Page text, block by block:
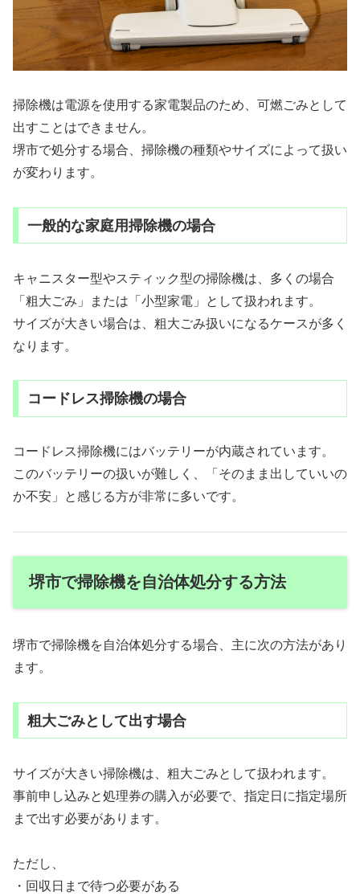
掃除機は電源を使用する家電製品のため、可燃ごみとして
出すことはできません。
堺市で処分する場合、掃除機の種類やサイズによって扱い
が変わります。
一般的な家庭用掃除機の場合
キャニスター型やスティック型の掃除機は、多くの場合
「粗大ごみ」または「小型家電」として扱われます。
サイズが大きい場合は、粗大ごみ扱いになるケースが多く
なります。
コードレス掃除機の場合
コードレス掃除機にはバッテリーが内蔵されています。
このバッテリーの扱いが難しく、「そのまま出していいの
か不安」と感じる方が非常に多いです。
堺市で掃除機を自治体処分する方法
堺市で掃除機を自治体処分する場合、主に次の方法があり
ます。
粗大ごみとして出す場合
サイズが大きい掃除機は、粗大ごみとして扱われます。
事前申し込みと処理券の購入が必要で、指定日に指定場所
まで出す必要があります。
ただし、
・回収日まで待つ必要がある